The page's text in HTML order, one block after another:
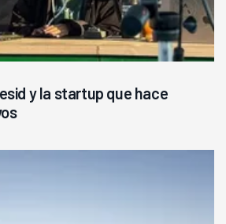
y la startup que hace